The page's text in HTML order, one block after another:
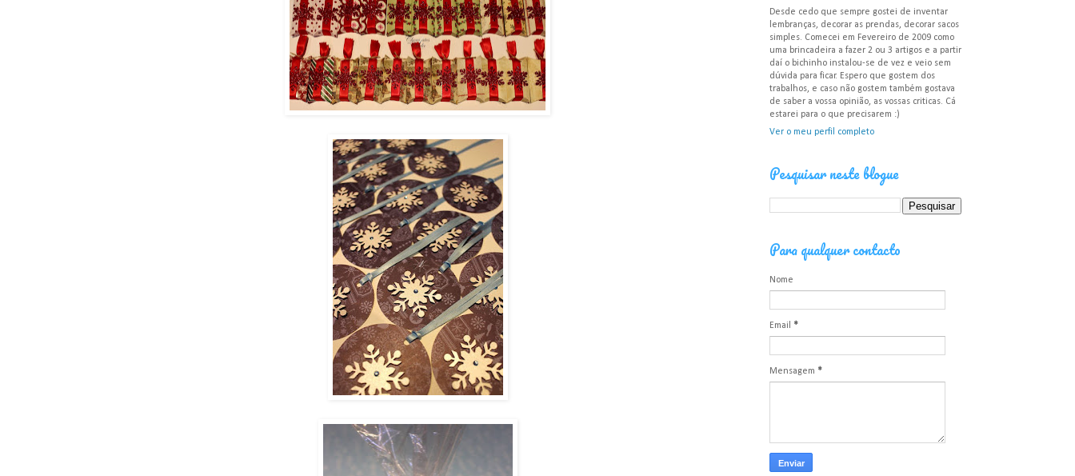
Desde cedo que sempre gostei de inventar
lembranças, decorar as prendas, decorar sacos
simples. Comecei em Fevereiro de 2009 como
uma brincadeira a fazer 2 ou 3 artigos e a partir
daí o bichinho instalou-se de vez e veio sem
dúvida para ficar. Espero que gostem dos
trabalhos, e caso não gostem também gostava
de saber a vossa opinião, as vossas criticas. Cá
estarei para o que precisarem :)
Ver o meu perfil completo
Pesquisar neste blogue
Para qualquer contacto
Nome
Email *
Mensagem *